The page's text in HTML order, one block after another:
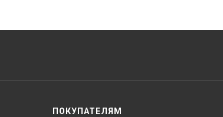
ПОКУПАТЕЛЯМ